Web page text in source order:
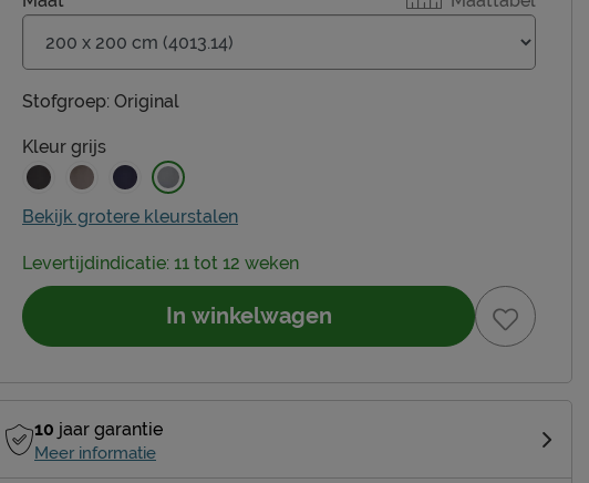
Stofgroep: Original
Kleur grijs
Bekijk grotere kleurstalen
Levertijdindicatie: 11 tot 12 weken
In winkelwagen
10 jaar garantie
Meer informatie